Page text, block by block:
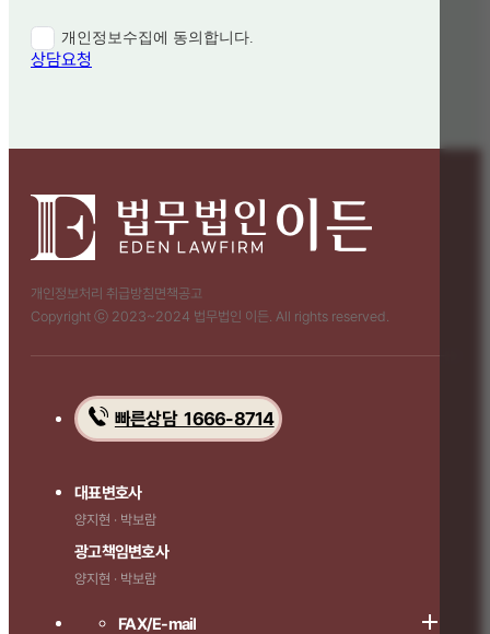
개인정보수집에 동의합니다.
상담요청
개인정보처리 취급방침 면책공고
Copyright ⓒ 2023~2024 법무법인 이든. All rights reserved.
빠른상담 1666-8714
대표변호사
양지현 · 박보람
광고책임변호사
양지현 · 박보람
FAX/E-mail